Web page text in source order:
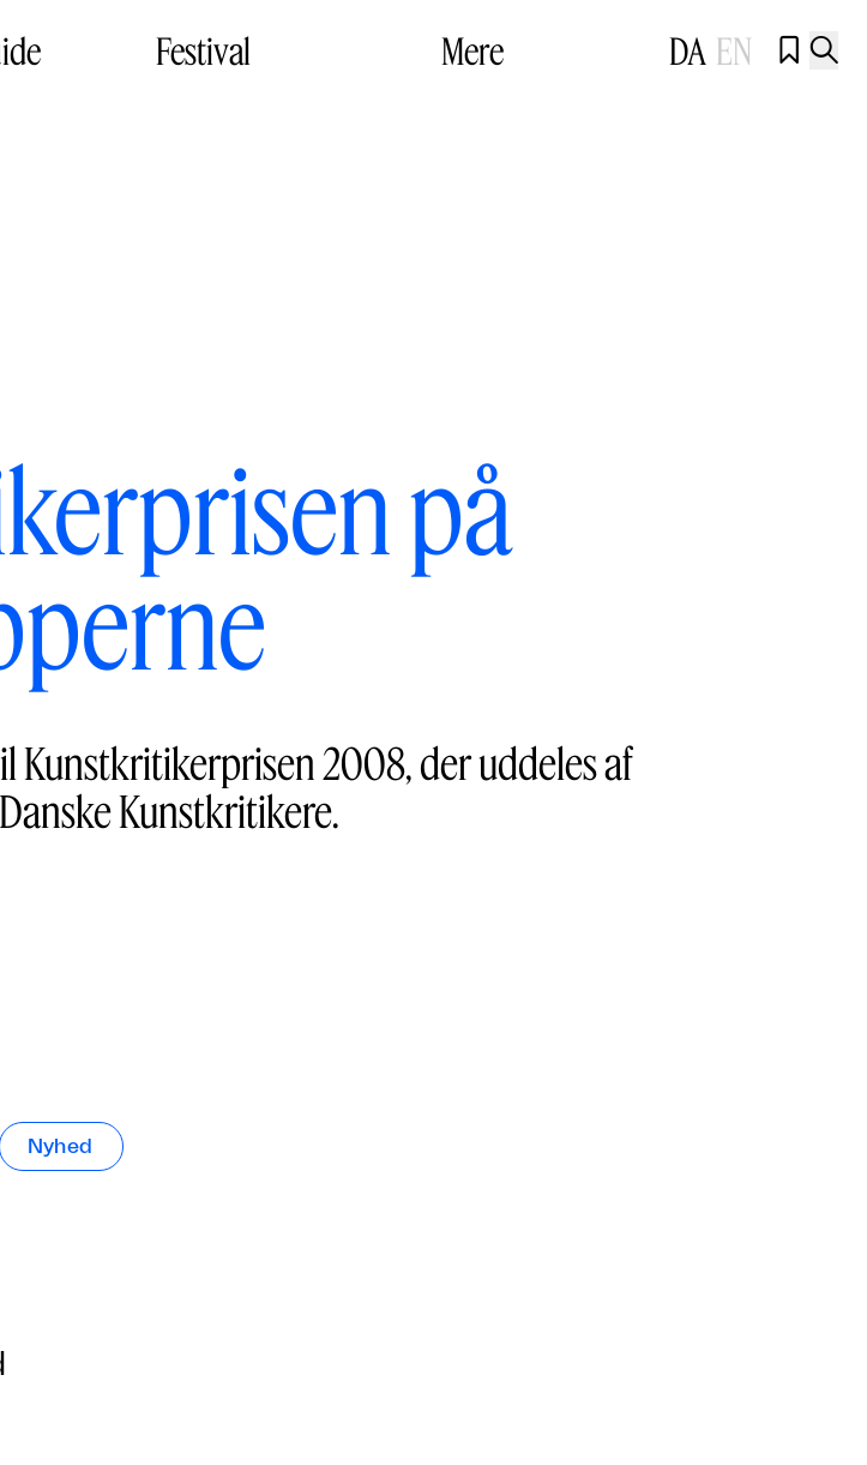
Festival Mere DA EN  
på
Kunstkritikerprisen 2008, der uddeles af
Kunstkritikere.
Nyhed